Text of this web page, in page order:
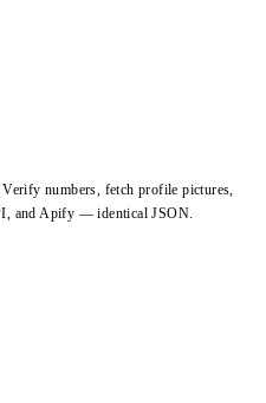
numbers, fetch profile pictures,
and Apify — identical JSON.